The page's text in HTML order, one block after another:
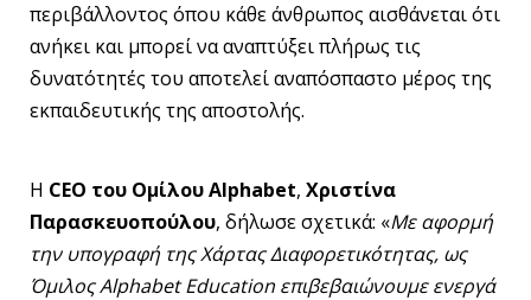
περιβάλλοντος όπου κάθε άνθρωπος αισθάνεται ότι
ανήκει και μπορεί να αναπτύξει πλήρως τις
δυνατότητές του αποτελεί αναπόσπαστο μέρος της
εκπαιδευτικής της αποστολής.
Η CEO του ΟμίλουAlphabet, Χριστίνα
Παρασκευοπούλου, δήλωσε σχετικά: «Με αφορμή
την υπογραφή της Χάρτας Διαφορετικότητας, ως
Όμιλος Alphabet Education επιβεβαιώνουμε ενεργά